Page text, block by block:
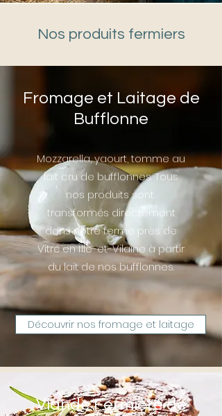
Nos produits fermiers
Fromage et Laitage de
Bufflonne
Mozzarella, yaourt, tomme au
lait cru de bufflonnes. Tous
nos produits sont
transformés directement
dans notre ferme près de
Vitré en Îlle-et-Vilaine à partir
du lait de nos bufflonnes.
Découvrir nos fromage et laitage
Viande Fermière de